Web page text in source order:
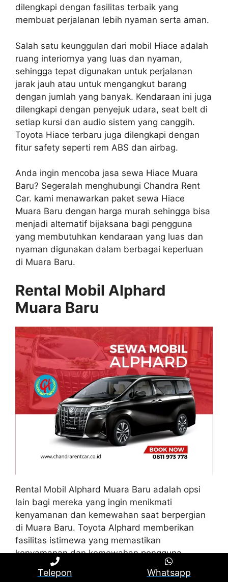
dilengkapi dengan fasilitas terbaik yang
membuat perjalanan lebih nyaman serta aman.
Salah satu keunggulan dari mobil Hiace adalah
ruang interiornya yang luas dan nyaman,
sehingga tepat digunakan untuk perjalanan
jarak jauh atau untuk mengangkut barang
dengan jumlah yang banyak. Kendaraan ini juga
dilengkapi dengan penyejuk udara, seat belt di
setiap kursi dan audio sistem yang canggih.
Toyota Hiace terbaru juga dilengkapi dengan
fitur safety seperti rem ABS dan airbag.
Anda ingin mencoba jasa sewa Hiace Muara
Baru? Segeralah menghubungi Chandra Rent
Car. kami menawarkan paket sewa Hiace
Muara Baru dengan harga murah sehingga bisa
menjadi alternatif bijaksana bagi pengguna
yang membutuhkan kendaraan yang luas dan
nyaman digunakan dalam berbagai keperluan
di Muara Baru.
Rental Mobil Alphard
Muara Baru
Rental Mobil Alphard Muara Baru adalah opsi
lain bagi mereka yang ingin menikmati
kenyamanan dan kemewahan saat berpergian
di Muara Baru. Toyota Alphard memberikan
fasilitas istimewa yang memastikan
kenyamanan dan kemewahan pengguna.
Kabin yang luas dan elegan, dilengkapi dengan
Telepon Whatsapp